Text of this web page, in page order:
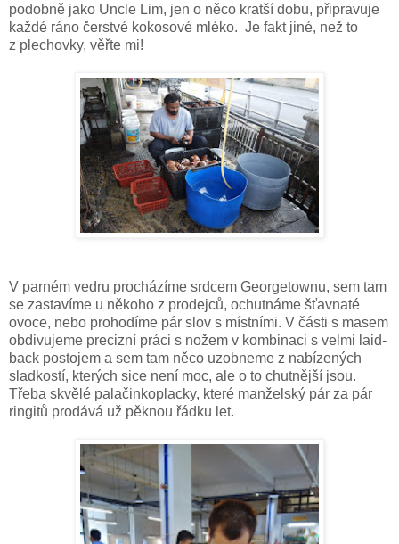
podobně jako Uncle Lim, jen o něco kratší dobu, připravuje
každé ráno čerstvé kokosové mléko. Je fakt jiné, než to
z plechovky, věřte mi!
V parném vedru procházíme srdcem Georgetownu, sem tam
se zastavíme u někoho z prodejců, ochutnáme šťavnaté
ovoce, nebo prohodíme pár slov s místními. V části s masem
obdivujeme precizní práci s nožem v kombinaci s velmi laid-
back postojem a sem tam něco uzobneme z nabízených
sladkostí, kterých sice není moc, ale o to chutnější jsou.
Třeba skvělé palačinkoplacky, které manželský pár za pár
ringitů prodává už pěknou řádku let.